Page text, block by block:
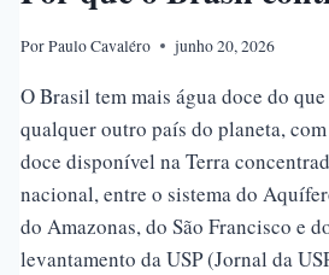
PorPaulo Cavaléro junho 20, 2026
O Brasil tem mais água doce do
qualquer outro país do planeta,
doce disponível na Terra
nacional, entre o sistema do
do Amazonas, do São Francisco e
levantamento da USP (Jornal da